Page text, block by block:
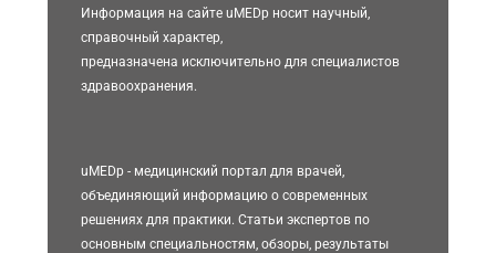
Информация на сайте uMEDp носит научный,
справочный характер,
предназначена исключительно для специалистов
здравоохранения.
uMEDp - медицинский портал для врачей,
объединяющий информацию о современных
решениях для практики. Статьи экспертов по
основным специальностям, обзоры, результаты